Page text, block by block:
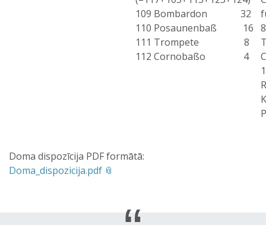
109 Bombardon 32
110 Posaunenbaß 16
111 Trompete 8
112 Cornobaßo 4
Doma dispozīcija PDF formātā:
Doma_dispozicija.pdf